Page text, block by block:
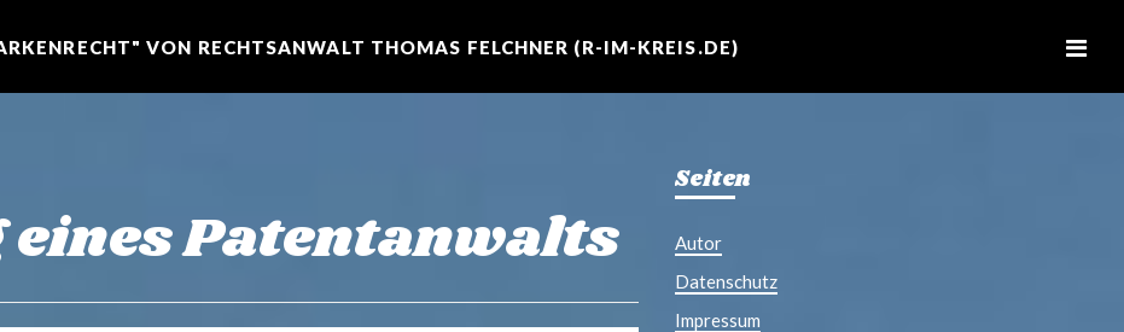
VON RECHTSANWALT THOMAS FELCHNER (R-IM-KREIS.DE)
Patentanwalts
Seiten
Autor
Datenschutz
Impressum